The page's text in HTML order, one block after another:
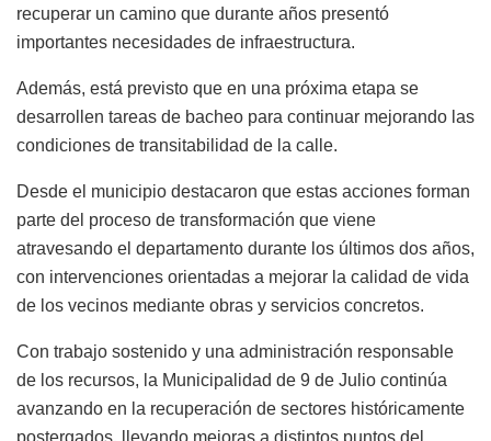
recuperar un camino que durante años presentó
importantes necesidades de infraestructura.
Además, está previsto que en una próxima etapa se
desarrollen tareas de bacheo para continuar mejorando las
condiciones de transitabilidad de la calle.
Desde el municipio destacaron que estas acciones forman
parte del proceso de transformación que viene
atravesando el departamento durante los últimos dos años,
con intervenciones orientadas a mejorar la calidad de vida
de los vecinos mediante obras y servicios concretos.
Con trabajo sostenido y una administración responsable
de los recursos, la Municipalidad de 9 de Julio continúa
avanzando en la recuperación de sectores históricamente
postergados, llevando mejoras a distintos puntos del